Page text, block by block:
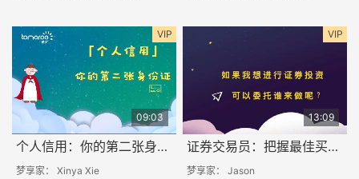
VIP
09:03
个人信用：你的第二张身份证
梦享家： Xinya Xie
VIP
13:09
证券交易员：把握最佳买卖时机
梦享家： Jason